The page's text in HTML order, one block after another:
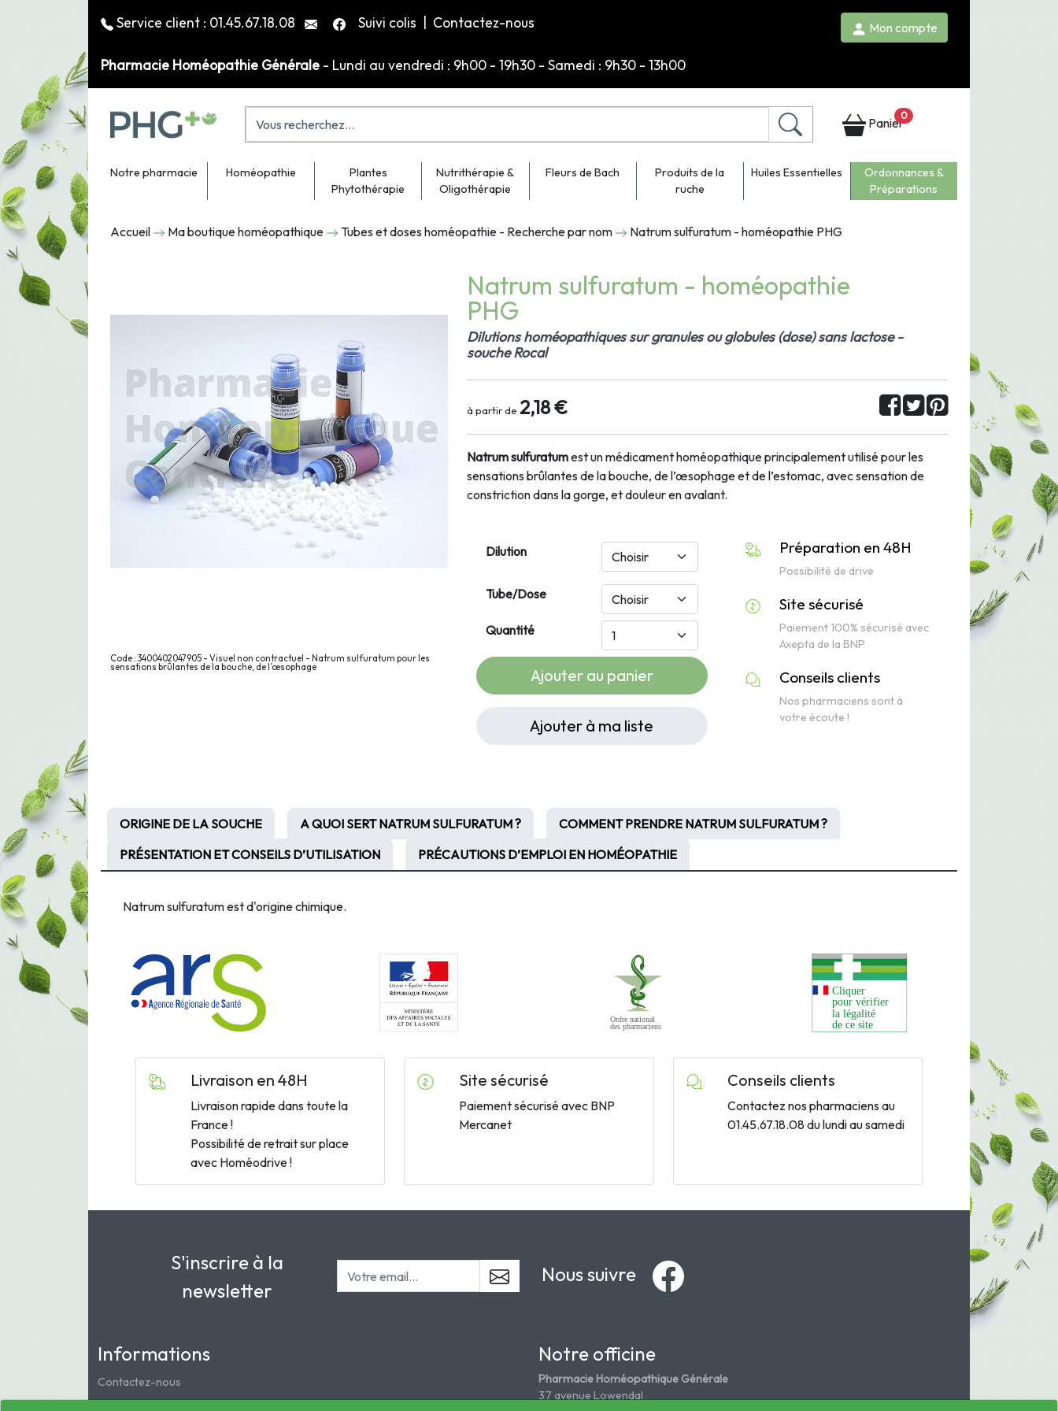
Service client : 01.45.67.18.08 Suivi colis Contactez-nous Mon compte
Pharmacie Homéopathie Générale - Lundi au vendredi : 9h00 - 19h30 - Samedi : 9h30 - 13h00
Panier0
Notre pharmacie Homéopathie
Plantes
Phytothérapie
Nutrithérapie &
Oligothérapie
Fleurs de Bach
Produits de la
ruche
Huiles Essentielles
Ordonnances &
Préparations
Accueil Ma boutique homéopathique Tubes et doses homéopathie - Recherche par nom Natrum sulfuratum - homéopathie PHG
Code : 3400402047905 - Visuel non contractuel - Natrum sulfuratum pour les
sensations brûlantes de la bouche, de l’œsophage
Natrum sulfuratum - homéopathie
PHG
Dilutions homéopathiques sur granules ou globules (dose) sans lactose -
souche Rocal
à partir de2,18 €
Natrum sulfuratumest un médicament homéopathique principalement utilisé pour les
sensations brûlantes de la bouche, de l’œsophage et de l’estomac, avec sensation de
constriction dans la gorge, et douleur en avalant.
Dilution
Tube/Dose
Quantité
Ajouter au panier
Ajouter à ma liste
Préparation en 48H
Possibilité de drive
Site sécurisé
Paiement 100% sécurisé avec
Axepta de la BNP
Conseils clients
Nos pharmaciens sont à
votre écoute !
ORIGINE DE LA SOUCHE A QUOI SERT NATRUM SULFURATUM ?
COMMENT PRENDRE NATRUM SULFURATUM ?
PRÉSENTATION ET CONSEILS D’UTILISATION
PRÉCAUTIONS D’EMPLOI EN HOMÉOPATHIE
Natrum sulfuratum est d'origine chimique.
Livraison en 48H
Livraison rapide dans toute la
France !
Possibilité de retrait sur place
avec Homéodrive !
Site sécurisé
Paiement sécurisé avec BNP
Mercanet
Conseils clients
Contactez nos pharmaciens au
01.45.67.18.08 du lundi au samedi
S'inscrire à la
newsletter
Nous suivre
Informations
Contactez-nous
Mentions légales
Notre officine
Pharmacie Homéopathique Générale
37 avenue Lowendal